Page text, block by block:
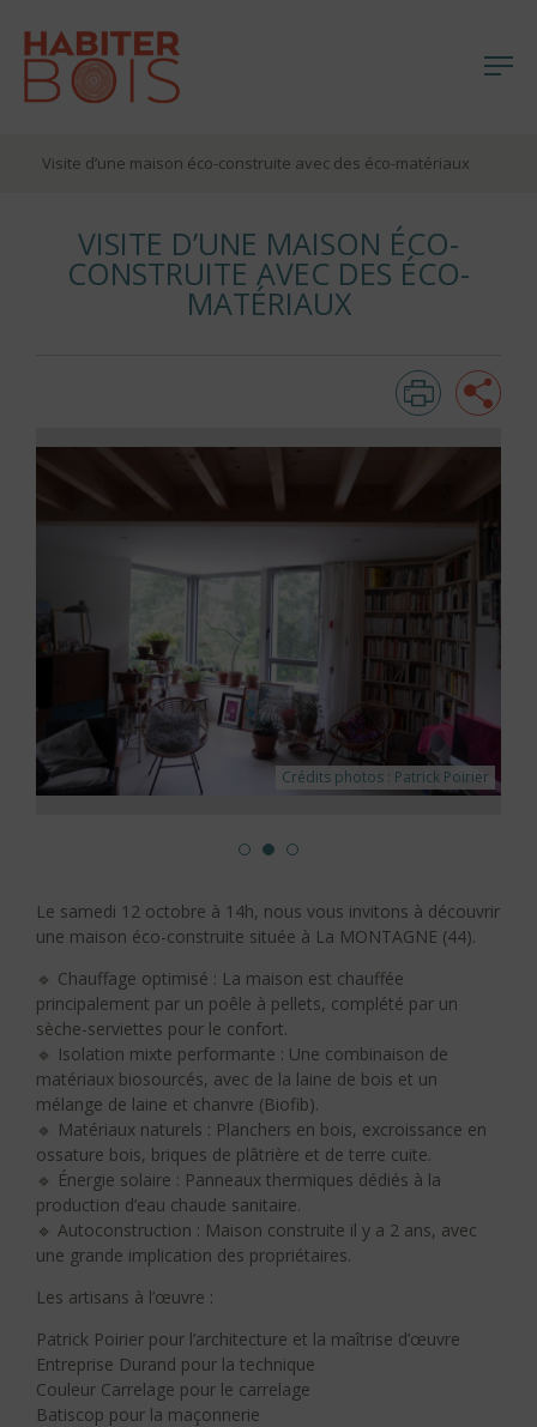
Visite d’une maison éco-construite avec des éco-matériaux
VISITE D’UNE MAISON ÉCO-
CONSTRUITE AVEC DES ÉCO-
MATÉRIAUX
Crédits photos : Patrick Poirier
Le samedi 12 octobre à 14h, nous vous invitons à découvrir
une maison éco-construite située à La MONTAGNE (44).
🔹 Chauffage optimisé : La maison est chauffée
principalement par un poêle à pellets, complété par un
sèche-serviettes pour le confort.
🔹 Isolation mixte performante : Une combinaison de
matériaux biosourcés, avec de la laine de bois et un
mélange de laine et chanvre (Biofib).
🔹 Matériaux naturels : Planchers en bois, excroissance en
ossature bois, briques de plâtrière et de terre cuite.
🔹 Énergie solaire : Panneaux thermiques dédiés à la
production d’eau chaude sanitaire.
🔹 Autoconstruction : Maison construite il y a 2 ans, avec
une grande implication des propriétaires.
Les artisans à l’œuvre :
Patrick Poirier pour l’architecture et la maîtrise d’œuvre
Entreprise Durand pour la technique
Couleur Carrelage pour le carrelage
Batiscop pour la maçonnerie